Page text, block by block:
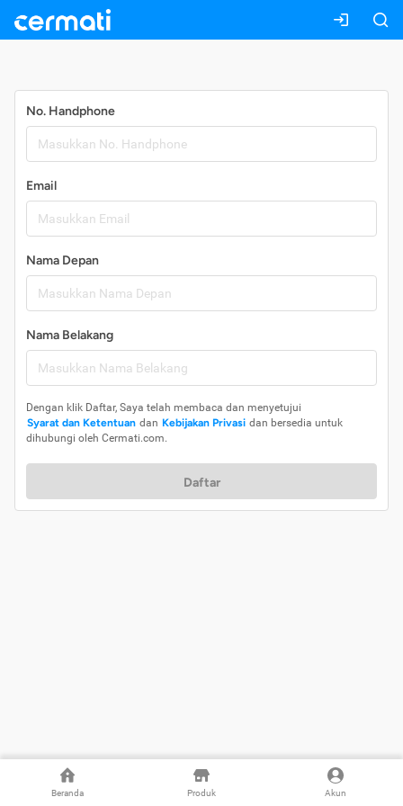
Beranda Produk Akun
No. Handphone
Email
Nama Depan
Nama Belakang
Dengan klik Daftar, Saya telah membaca dan menyetujui
Syarat dan Ketentuan dan Kebijakan Privasi dan bersedia untuk
dihubungi oleh Cermati.com.
Daftar